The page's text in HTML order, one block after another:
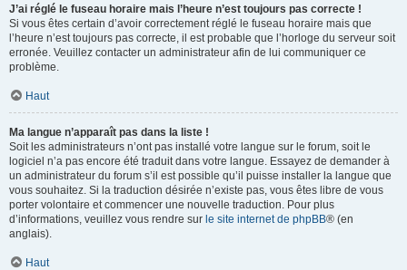
J’ai réglé le fuseau horaire mais l’heure n’est toujours pas correcte !
Si vous êtes certain d’avoir correctement réglé le fuseau horaire mais que
l’heure n’est toujours pas correcte, il est probable que l’horloge du serveur soit
erronée. Veuillez contacter un administrateur afin de lui communiquer ce
problème.
Haut
Ma langue n’apparaît pas dans la liste !
Soit les administrateurs n’ont pas installé votre langue sur le forum, soit le
logiciel n’a pas encore été traduit dans votre langue. Essayez de demander à
un administrateur du forum s’il est possible qu’il puisse installer la langue que
vous souhaitez. Si la traduction désirée n’existe pas, vous êtes libre de vous
porter volontaire et commencer une nouvelle traduction. Pour plus
d’informations, veuillez vous rendre sur le site internet de phpBB® (en
anglais).
Haut